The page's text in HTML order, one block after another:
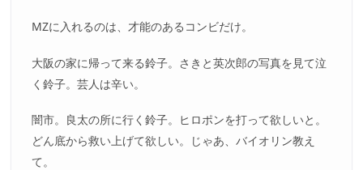
MZに入れるのは、才能のあるコンビだけ。
大阪の家に帰って来る鈴子。さきと英次郎の写真を見て泣
く鈴子。芸人は辛い。
闇市。良太の所に行く鈴子。ヒロポンを打って欲しいと。
どん底から救い上げて欲しい。じゃあ、バイオリン教え
て。